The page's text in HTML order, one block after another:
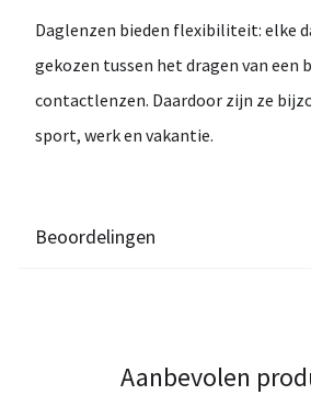
Daglenzen bieden flexibiliteit: elke
gekozen tussen het dragen van een
contactlenzen. Daardoor zijn ze
sport, werk en vakantie.
Beoordelingen
Aanbevolen